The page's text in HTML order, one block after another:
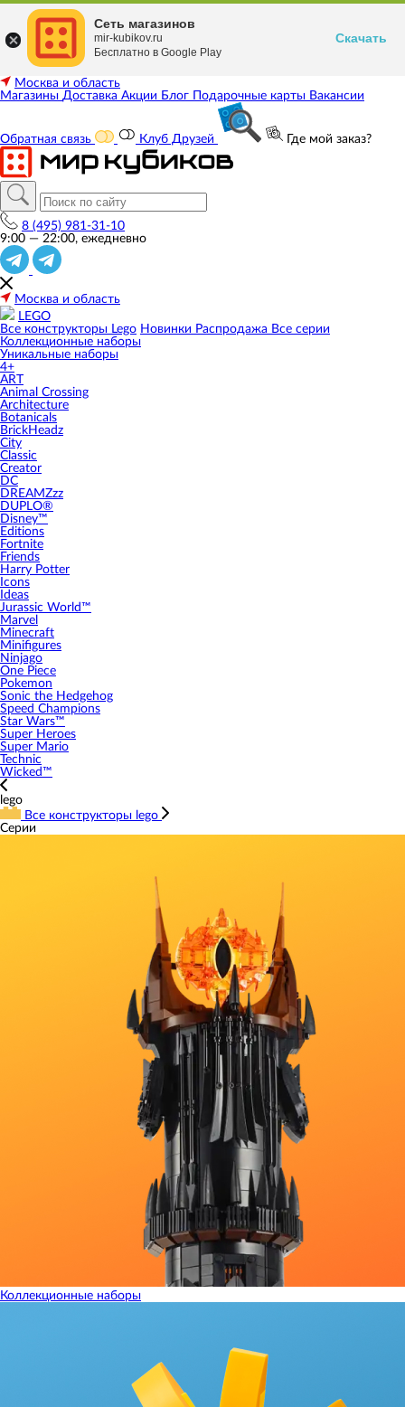
Москва и область
Магазины Доставка Акции Блог Подарочные карты Вакансии
Обратная связь Клуб Друзей Где мой заказ?
8 (495) 981-31-10
9:00 — 22:00, ежедневно
Москва и область
LEGO
Все конструкторы Lego Новинки Распродажа Все серии
Коллекционные наборы
Уникальные наборы
4+
ART
Animal Crossing
Architecture
Botanicals
BrickHeadz
City
Classic
Creator
DC
DREAMZzz
DUPLO®
Disney™
Editions
Fortnite
Friends
Harry Potter
Icons
Ideas
Jurassic World™
Marvel
Minecraft
Minifigures
Ninjago
One Piece
Pokemon
Sonic the Hedgehog
Speed Champions
Star Wars™
Super Heroes
Super Mario
Technic
Wicked™
lego
Все конструкторы lego
Серии
Коллекционные наборы
Сеть магазинов
mir-kubikov.ru
Бесплатно в Google Play
Скачать